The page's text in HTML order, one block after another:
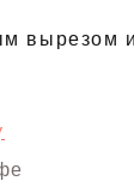
вырезом